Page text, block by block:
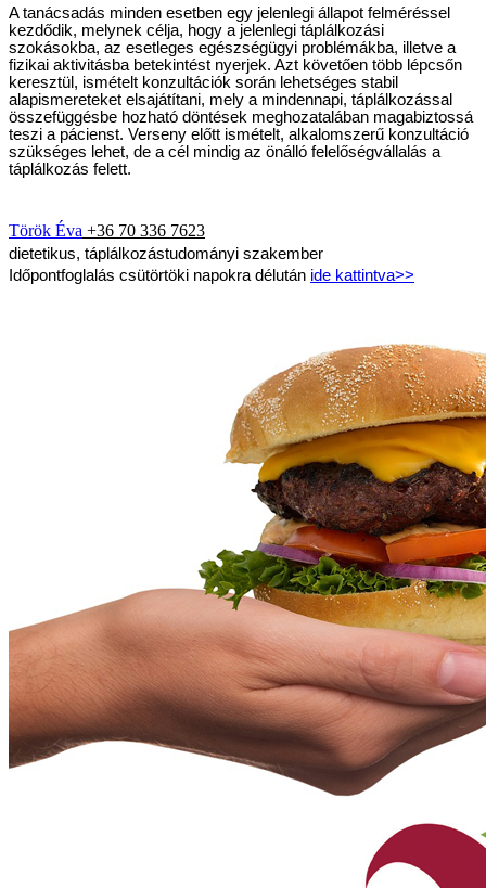
A tanácsadás minden esetben egy jelenlegi állapot felméréssel
kezdődik, melynek célja, hogy a jelenlegi táplálkozási
szokásokba, az esetleges egészségügyi problémákba, illetve a
fizikai aktivitásba betekintést nyerjek. Azt követően több lépcsőn
keresztül, ismételt konzultációk során lehetséges stabil
alapismereteket elsajátítani, mely a mindennapi, táplálkozással
összefüggésbe hozható döntések meghozatalában magabiztossá
teszi a pácienst. Verseny előtt ismételt, alkalomszerű konzultáció
szükséges lehet, de a cél mindig az önálló felelőségvállalás a
táplálkozás felett.
Török Éva +36 70 336 7623
dietetikus, táplálkozástudományi szakember
Időpontfoglalás csütörtöki napokra délután ide kattintva>>